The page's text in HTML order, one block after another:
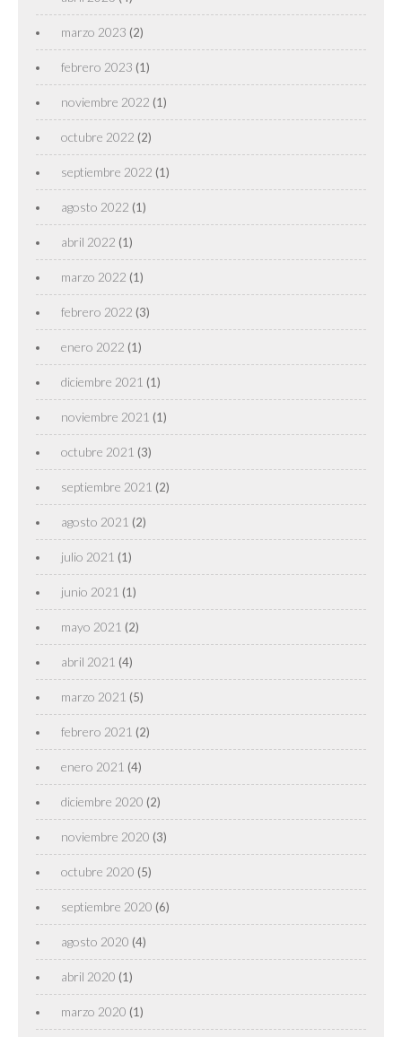
marzo 2023 (2)
febrero 2023 (1)
noviembre 2022 (1)
octubre 2022 (2)
septiembre 2022 (1)
agosto 2022 (1)
abril 2022 (1)
marzo 2022 (1)
febrero 2022 (3)
enero 2022 (1)
diciembre 2021 (1)
noviembre 2021 (1)
octubre 2021 (3)
septiembre 2021 (2)
agosto 2021 (2)
julio 2021 (1)
junio 2021 (1)
mayo 2021 (2)
abril 2021 (4)
marzo 2021 (5)
febrero 2021 (2)
enero 2021 (4)
diciembre 2020 (2)
noviembre 2020 (3)
octubre 2020 (5)
septiembre 2020 (6)
agosto 2020 (4)
abril 2020 (1)
marzo 2020 (1)